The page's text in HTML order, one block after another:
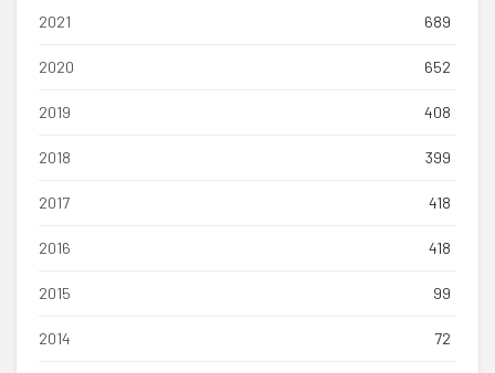
2021 689
2020 652
2019 408
2018 399
2017 418
2016 418
2015 99
2014 72